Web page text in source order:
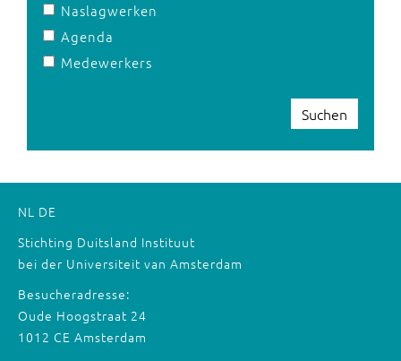
Naslagwerken
Agenda
Medewerkers
Suchen
NL DE
Stichting Duitsland Instituut
bei der Universiteit van Amsterdam
Besucheradresse:
Oude Hoogstraat 24
1012 CE Amsterdam